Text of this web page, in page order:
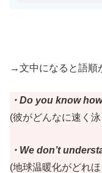
→文中になると語順
・Do you know
(彼がどんなに速く
・We don’t
(地球温暖化がどれ